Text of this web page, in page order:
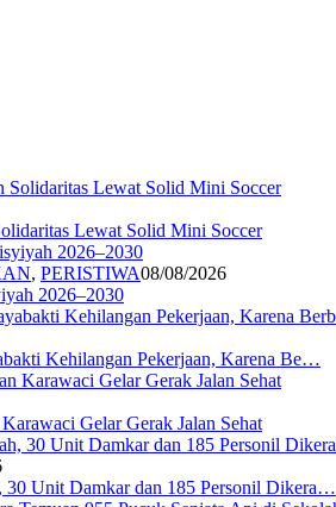
Lewat Solid Mini Soccer
, PERISTIWA08/08/2026
2026–2030
Kehilangan Pekerjaan, Karena Be…
Gelar Gerak Jalan Sehat
30 Unit Damkar dan 185 Personil Dikera…